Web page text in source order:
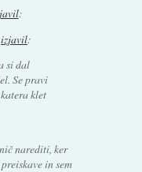
:
izjavil:
si dal
Se pravi
klet
narediti, ker
in sem